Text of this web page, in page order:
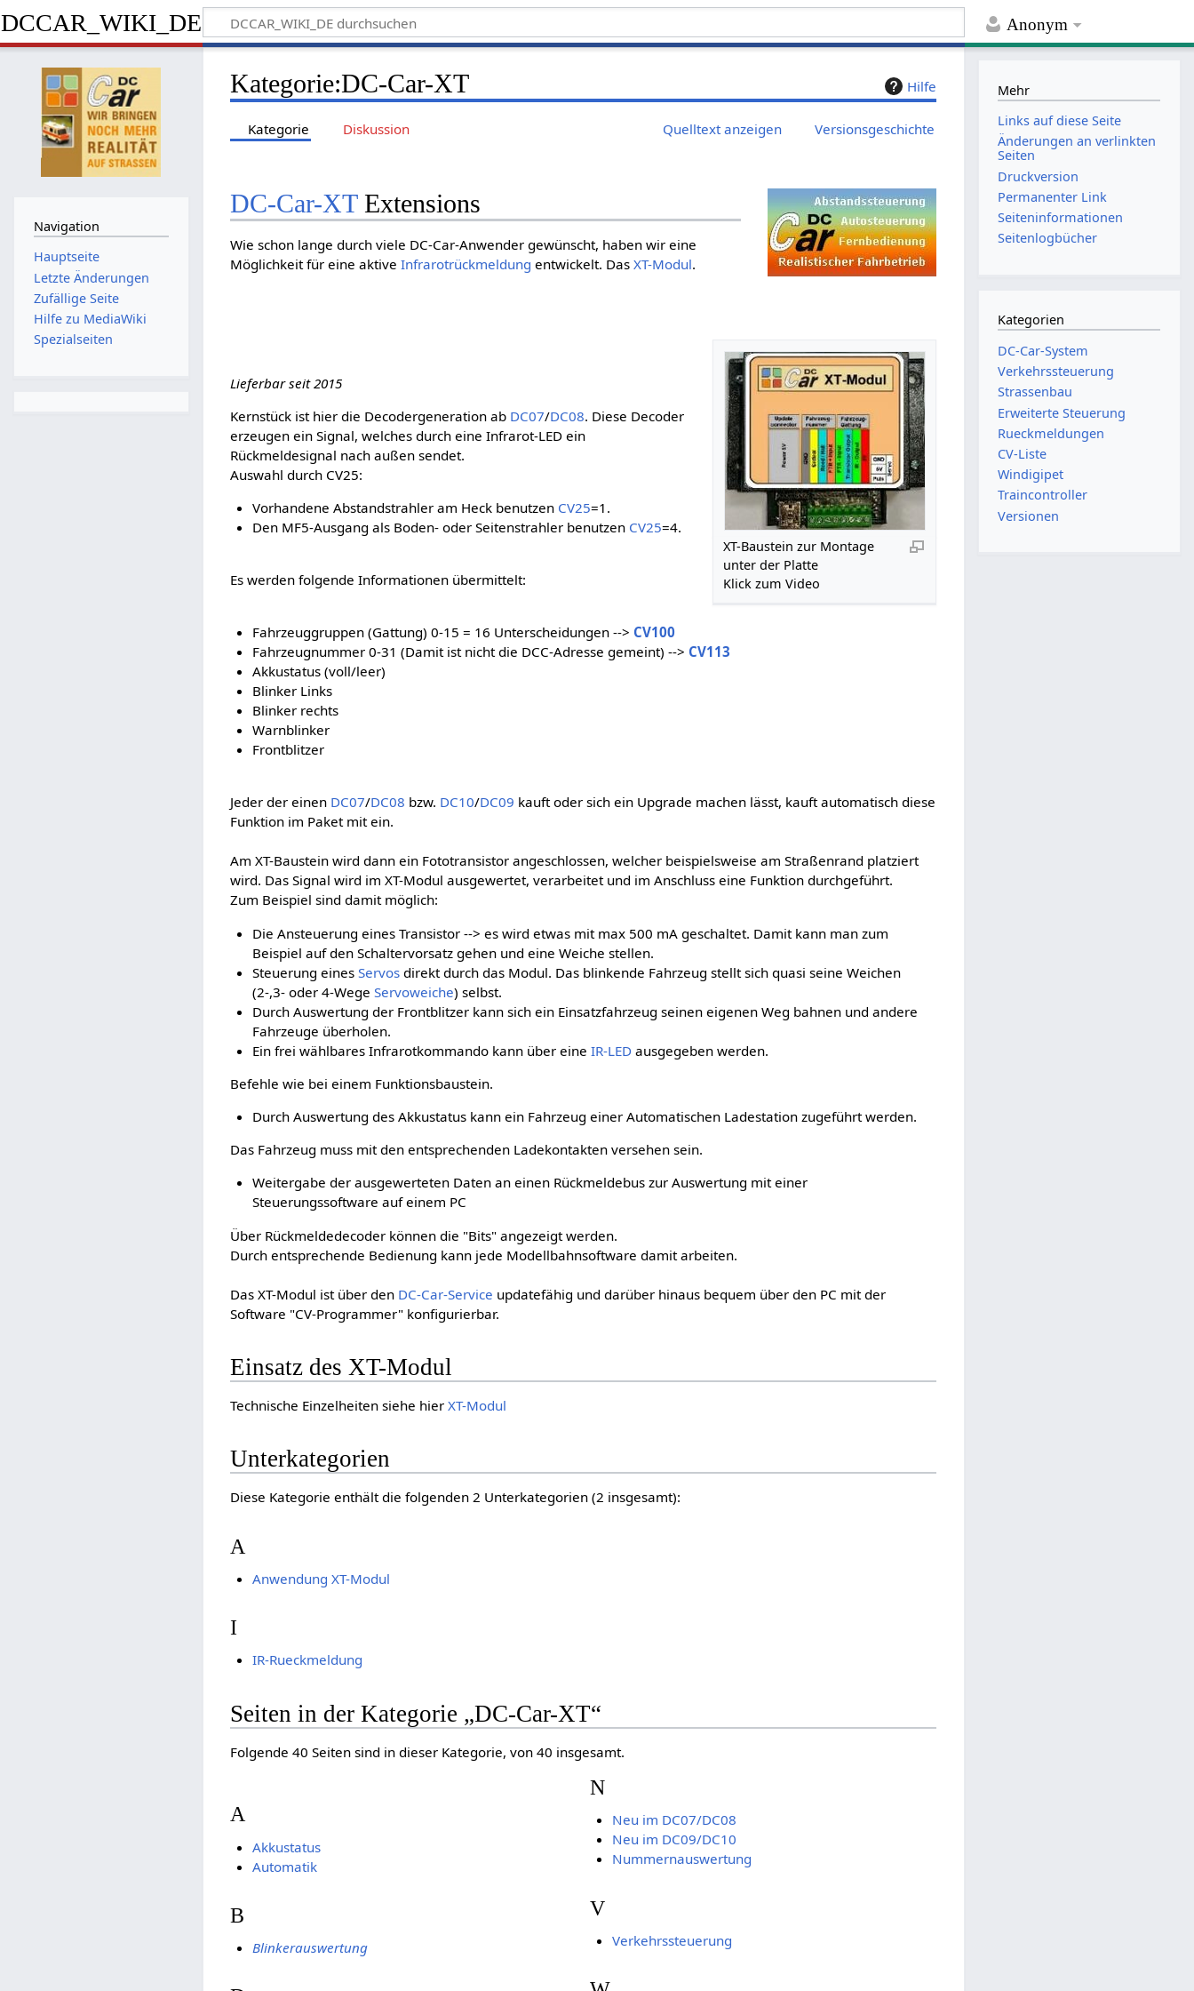
Anonym
DCCAR_WIKI_DE
Hilfe
Kategorie:DC-Car-XT
Kategorie Diskussion Quelltext anzeigen Versionsgeschichte
DC-Car-XTExtensions
Wie schon lange durch viele DC-Car-Anwender gewünscht, haben wir eine
Möglichkeit für eine aktiveInfrarotrückmeldung entwickelt. DasXT-Modul.
XT-Baustein zur Montage
unter der Platte
Klick zum Video
Lieferbar seit 2015
Kernstück ist hier die Decodergeneration ab DC07/DC08. Diese Decoder
erzeugen ein Signal, welches durch eine Infrarot-LED ein
Rückmeldesignal nach außen sendet.
Auswahl durch CV25:
Vorhandene Abstandstrahler am Heck benutzen CV25=1.
Den MF5-Ausgang als Boden- oder Seitenstrahler benutzen CV25=4.
Es werden folgende Informationen übermittelt:
Fahrzeuggruppen (Gattung) 0-15 = 16 Unterscheidungen --> CV100
Fahrzeugnummer 0-31 (Damit ist nicht die DCC-Adresse gemeint) --> CV113
Akkustatus (voll/leer)
Blinker Links
Blinker rechts
Warnblinker
Frontblitzer
Jeder der einen DC07/DC08 bzw. DC10/DC09 kauft oder sich ein Upgrade machen lässt, kauft automatisch diese
Funktion im Paket mit ein.
Am XT-Baustein wird dann ein Fototransistor angeschlossen, welcher beispielsweise am Straßenrand platziert
wird. Das Signal wird im XT-Modul ausgewertet, verarbeitet und im Anschluss eine Funktion durchgeführt.
Zum Beispiel sind damit möglich:
Die Ansteuerung eines Transistor --> es wird etwas mit max 500 mA geschaltet. Damit kann man zum
Beispiel auf den Schaltervorsatz gehen und eine Weiche stellen.
Steuerung eines Servosdirekt durch das Modul. Das blinkende Fahrzeug stellt sich quasi seine Weichen
(2-,3- oder 4-Wege Servoweiche) selbst.
Durch Auswertung der Frontblitzer kann sich ein Einsatzfahrzeug seinen eigenen Weg bahnen und andere
Fahrzeuge überholen.
Ein frei wählbares Infrarotkommando kann über eine IR-LED ausgegeben werden.
Befehle wie bei einem Funktionsbaustein.
Durch Auswertung des Akkustatus kann ein Fahrzeug einer Automatischen Ladestation zugeführt werden.
Das Fahrzeug muss mit den entsprechenden Ladekontakten versehen sein.
Weitergabe der ausgewerteten Daten an einen Rückmeldebus zur Auswertung mit einer
Steuerungssoftware auf einem PC
Über Rückmeldedecoder können die "Bits" angezeigt werden.
Durch entsprechende Bedienung kann jede Modellbahnsoftware damit arbeiten.
Das XT-Modul ist über den DC-Car-Service updatefähig und darüber hinaus bequem über den PC mit der
Software "CV-Programmer" konfigurierbar.
Einsatz des XT-Modul
Technische Einzelheiten siehe hierXT-Modul
Unterkategorien
Diese Kategorie enthält die folgenden 2 Unterkategorien (2 insgesamt):
A
Anwendung XT-Modul
I
IR-Rueckmeldung
Seiten in der Kategorie „DC-Car-XT“
Folgende 40 Seiten sind in dieser Kategorie, von 40 insgesamt.
A
Akkustatus
Automatik
B
Blinkerauswertung
N
Neu im DC07/DC08
Neu im DC09/DC10
Nummernauswertung
V
Verkehrssteuerung
Navigation
Hauptseite
Letzte Änderungen
Zufällige Seite
Hilfe zu MediaWiki
Spezialseiten
Mehr
Links auf diese Seite
Änderungen an verlinkten
Seiten
Druckversion
Permanenter Link
Seiten­­informationen
Seitenlogbücher
Kategorien
DC-Car-System
Verkehrssteuerung
Strassenbau
Erweiterte Steuerung
Rueckmeldungen
CV-Liste
Windigipet
Traincontroller
Versionen